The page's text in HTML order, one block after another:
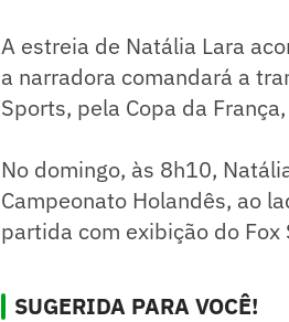
A estreia de Natália Lara
a narradora comandará a
Sports, pela Copa da
No domingo, às 8h10,
Campeonato Holandês, ao
partida com exibição do Fox
SUGERIDA PARA VOCÊ!